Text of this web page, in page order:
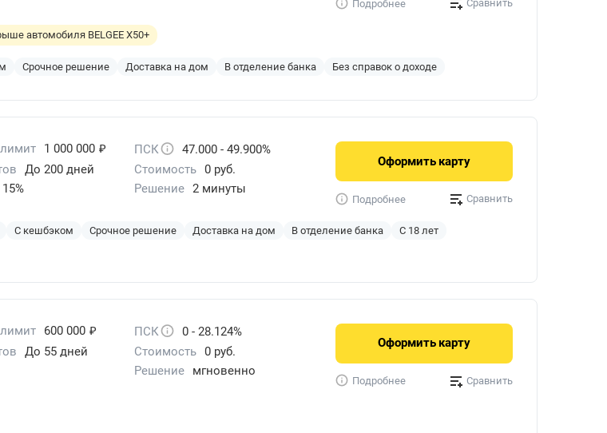
автомобиля BELGEE X50+
Срочное решение Доставка на дом В отделение банка Без справок о доходе
Подробнее Сравнить
1 000 000 ₽ ПСК
47.000 - 49.900%
До 200 дней Стоимость 0 руб.
Решение 2 минуты
С кешбэком Срочное решение Доставка на дом В отделение банка
С 18 лет
Оформить карту
Подробнее Сравнить
600 000 ₽ ПСК
0 - 28.124%
До 55 дней Стоимость 0 руб.
Решение мгновенно
Оформить карту
Подробнее Сравнить